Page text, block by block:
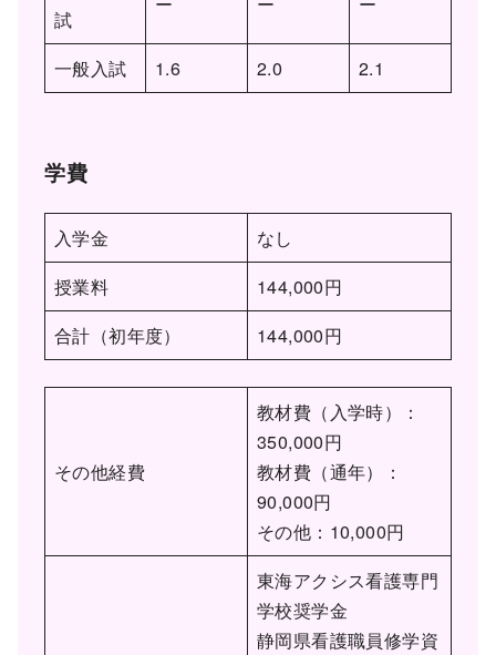
試
一般入試 1.6 2.0 2.1
学費
入学金
なし
授業料
144,000円
合計（初年度）
144,000円
その他経費
教材費（入学時）：
350,000円
教材費（通年）：
90,000円
その他：10,000円
東海アクシス看護専門
学校奨学金
静岡県看護職員修学資